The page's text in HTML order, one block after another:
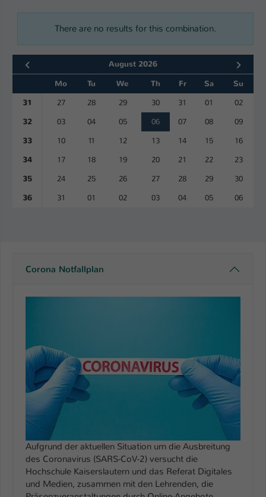
There are no results for this combination.
August 2026
Mo
Tu We Th Fr Sa
Su
31
27 28 29 30 31 01 02
32 03 04 05 06 07 08 09
33 10 11 12 13 14 15 16
34 17 18 19 20 21 22 23
35 24 25 26 27 28 29 30
36 31 01 02 03 04 05 06
Corona Notfallplan
Aufgrund der aktuellen Situation um die Ausbreitung
des Coronavirus (SARS-CoV-2) versucht die
Hochschule Kaiserslautern und das Referat Digitales
und Medien, zusammen mit den Lehrenden, die